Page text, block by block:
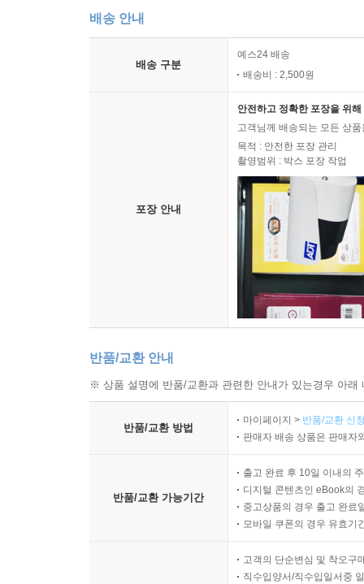
배송 안내
배송 구분
예스24 배송
배송비 : 2,500원
포장 안내
안전하고 정확한 포장을 위
고객님께 배송되는 모든 상
목적 : 안전한 포장 관리
촬영범위 : 박스 포장 작업
반품/교환 안내
※ 상품 설명에 반품/교환과 관련한 안내가 있는경우 아
반품/교환 방법
마이페이지 > 반품/교환 신
판매자 배송 상품은 판매자
반품/교환 가능기간
출고 완료 후 10일 이내의
디지털 콘텐츠인 eBook의
중고상품의 경우 출고 완료
모바일 쿠폰의 경우 유효기
고객의 단순변심 및 착오구
직수입양서/직수입일서중